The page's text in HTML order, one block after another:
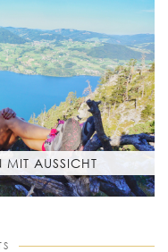
MIT AUSSICHT